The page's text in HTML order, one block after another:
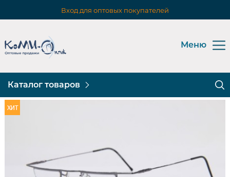
Вход для оптовых покупателей
Меню
Каталог товаров